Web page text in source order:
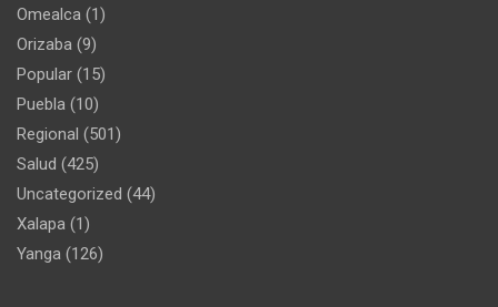
Omealca (1)
Orizaba (9)
Popular (15)
Puebla (10)
Regional (501)
Salud (425)
Uncategorized (44)
Xalapa (1)
Yanga (126)